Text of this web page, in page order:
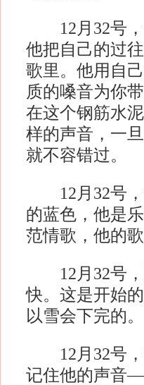
12月32号，
他把自己的过
歌里。他用自
质的嗓音为你
在这个钢筋水
样的声音，一
就不容错过。
12月32号，
的蓝色，他是
范情歌，他的
12月32号，
快。这是开始
以雪会下完的。
12月32号，
记住他的声音